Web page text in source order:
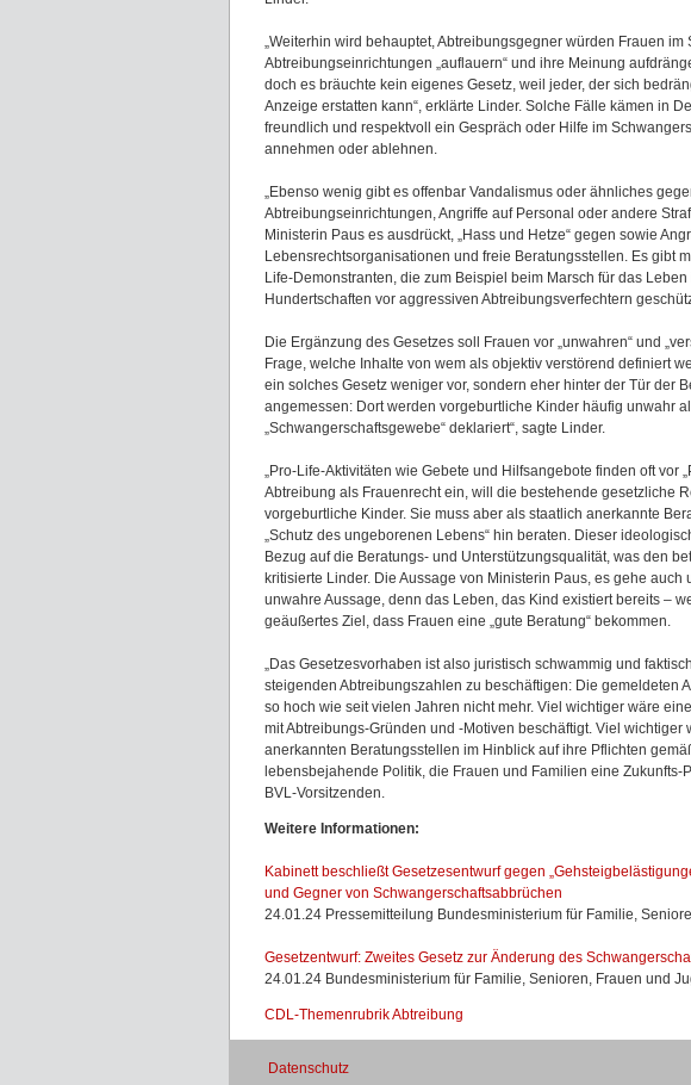
„Weiterhin wird behauptet, Abtreibungsgegner würden Frauen
Abtreibungseinrichtungen „auflauern“ und ihre Meinung
doch es bräuchte kein eigenes Gesetz, weil jeder, der sich
Anzeige erstatten kann“, erklärte Linder. Solche Fälle kämen in
freundlich und respektvoll ein Gespräch oder Hilfe im
annehmen oder ablehnen.
„Ebenso wenig gibt es offenbar Vandalismus oder ähnliches
Abtreibungseinrichtungen, Angriffe auf Personal oder andere
Ministerin Paus es ausdrückt, „Hass und Hetze“ gegen sowie
Lebensrechtsorganisationen und freie Beratungsstellen. Es gibt
Life-Demonstranten, die zum Beispiel beim Marsch für das
Hundertschaften vor aggressiven Abtreibungsverfechtern
Die Ergänzung des Gesetzes soll Frauen vor „unwahren“ und
Frage, welche Inhalte von wem als objektiv verstörend definiert
ein solches Gesetz weniger vor, sondern eher hinter der Tür der
angemessen: Dort werden vorgeburtliche Kinder häufig unwahr
„Schwangerschaftsgewebe“ deklariert“, sagte Linder.
„Pro-Life-Aktivitäten wie Gebete und Hilfsangebote finden oft vor
Abtreibung als Frauenrecht ein, will die bestehende gesetzliche
vorgeburtliche Kinder. Sie muss aber als staatlich anerkannte
„Schutz des ungeborenen Lebens“ hin beraten. Dieser
Bezug auf die Beratungs- und Unterstützungsqualität, was den
kritisierte Linder. Die Aussage von Ministerin Paus, es gehe auch
unwahre Aussage, denn das Leben, das Kind existiert bereits –
geäußertes Ziel, dass Frauen eine „gute Beratung“ bekommen.
„Das Gesetzesvorhaben ist also juristisch schwammig und
steigenden Abtreibungszahlen zu beschäftigen: Die gemeldeten
so hoch wie seit vielen Jahren nicht mehr. Viel wichtiger wäre
mit Abtreibungs-Gründen und -Motiven beschäftigt. Viel wichtiger
anerkannten Beratungsstellen im Hinblick auf ihre Pflichten
lebensbejahende Politik, die Frauen und Familien eine Zukunfts-
BVL-Vorsitzenden.
Weitere Informationen:
Kabinett beschließt Gesetzesentwurf gegen
und Gegner von Schwangerschaftsabbrüchen
24.01.24 Pressemitteilung Bundesministerium für Familie,
Gesetzentwurf: Zweites Gesetz zur Änderung des
24.01.24 Bundesministerium für Familie, Senioren, Frauen und
CDL-Themenrubrik Abtreibung
Datenschutz